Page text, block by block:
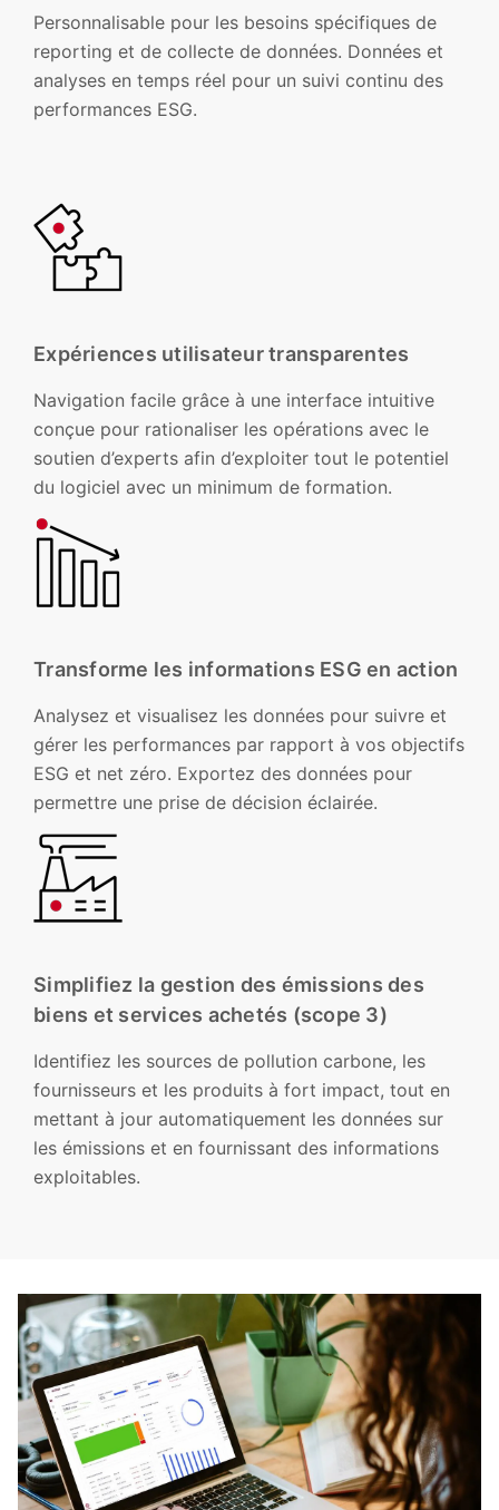
Personnalisable pour les besoins spécifiques de
reporting et de collecte de données. Données et
analyses en temps réel pour un suivi continu des
performances ESG.
Expériences utilisateur transparentes
Navigation facile grâce à une interface intuitive
conçue pour rationaliser les opérations avec le
soutien d’experts afin d’exploiter tout le potentiel
du logiciel avec un minimum de formation.
Transforme les informations ESG en action
Analysez et visualisez les données pour suivre et
gérer les performances par rapport à vos objectifs
ESG et net zéro. Exportez des données pour
permettre une prise de décision éclairée.
Simplifiez la gestion des émissions des
biens et services achetés (scope 3)
Identifiez les sources de pollution carbone, les
fournisseurs et les produits à fort impact, tout en
mettant à jour automatiquement les données sur
les émissions et en fournissant des informations
exploitables.